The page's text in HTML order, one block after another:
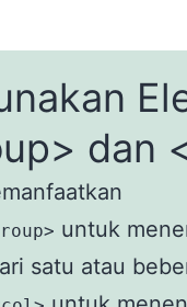
dan
untuk
satu atau